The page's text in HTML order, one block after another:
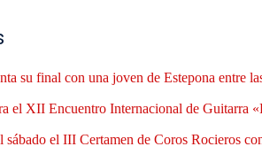
su final con una joven de Estepona entre
el XII Encuentro Internacional de Guitarra
sábado el III Certamen de Coros Rocieros